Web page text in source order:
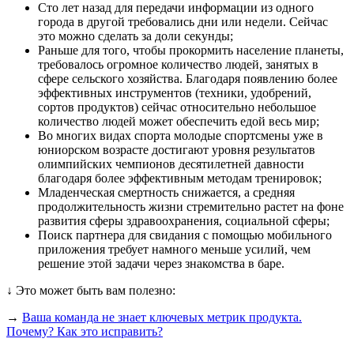
Сто лет назад для передачи информации из одного
города в другой требовались дни или недели. Сейчас
это можно сделать за доли секунды;
Раньше для того, чтобы прокормить население планеты,
требовалось огромное количество людей, занятых в
сфере сельского хозяйства. Благодаря появлению более
эффективных инструментов (техники, удобрений,
сортов продуктов) сейчас относительно небольшое
количество людей может обеспечить едой весь мир;
Во многих видах спорта молодые спортсмены уже в
юниорском возрасте достигают уровня результатов
олимпийских чемпионов десятилетней давности
благодаря более эффективным методам тренировок;
Младенческая смертность снижается, а средняя
продолжительность жизни стремительно растет на фоне
развития сферы здравоохранения, социальной сферы;
Поиск партнера для свидания с помощью мобильного
приложения требует намного меньше усилий, чем
решение этой задачи через знакомства в баре.
↓ Это может быть вам полезно:
→ Ваша команда не знает ключевых метрик продукта.
Почему? Как это исправить?